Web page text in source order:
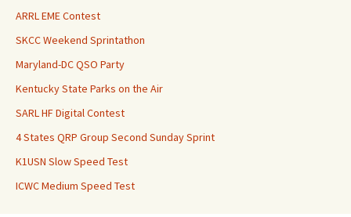
ARRL EME Contest
SKCC Weekend Sprintathon
Maryland-DC QSO Party
Kentucky State Parks on the Air
SARL HF Digital Contest
4 States QRP Group Second Sunday Sprint
K1USN Slow Speed Test
ICWC Medium Speed Test